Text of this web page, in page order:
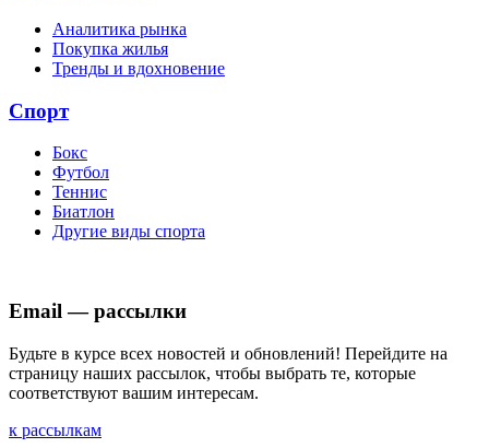
Аналитика рынка
Покупка жилья
Тренды и вдохновение
Спорт
Бокс
Футбол
Теннис
Биатлон
Другие виды спорта
Email — рассылки
Будьте в курсе всех новостей и обновлений! Перейдите на
страницу наших рассылок, чтобы выбрать те, которые
соответствуют вашим интересам.
к рассылкам